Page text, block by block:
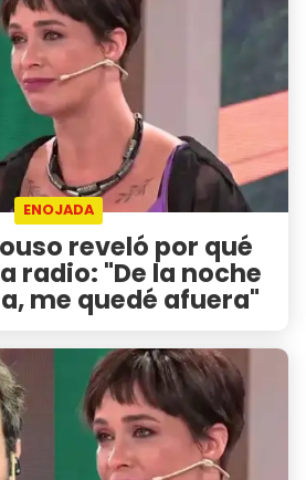
ENOJADA
reveló por qué
radio: "De la noche
me quedé afuera"